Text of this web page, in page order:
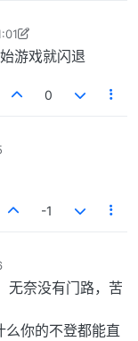
24日 上午6:07
游戏就闪退
0
-1
无奈没有门路，苦
么你的不登都能直